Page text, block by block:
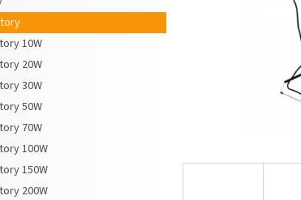
10W
20W
30W
50W
70W
100W
150W
200W